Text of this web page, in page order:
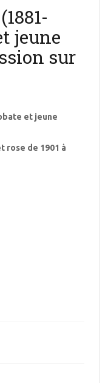
jeune
sur
et jeune
rose de 1901 à